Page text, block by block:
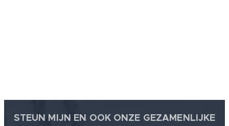
STEUN MIJN EN OOK ONZE GEZAMENLIJKE